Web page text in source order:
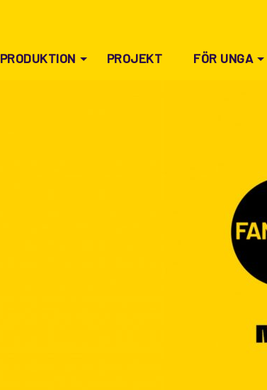
PRODUKTION PROJEKT FÖR UNGA